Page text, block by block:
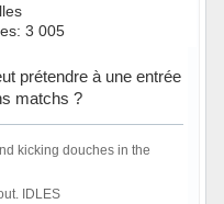
3 005
prétendre à une entrée
matchs ?
kicking douches in the
IDLES